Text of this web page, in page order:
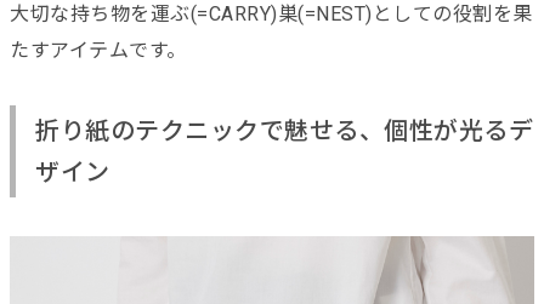
大切な持ち物を運ぶ(=CARRY)巣(=NEST)としての役割を果
たすアイテムです。
折り紙のテクニックで魅せる、個性が光るデ
ザイン